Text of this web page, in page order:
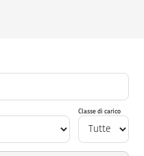
Classe di carico